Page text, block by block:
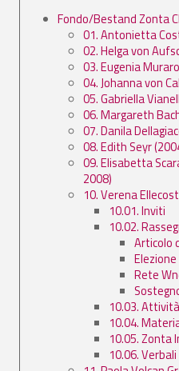
Fondo/Bestand Zonta
01. Antonietta
02. Helga von
03. Eugenia
04. Johanna von
05. Gabriella
06. Margareth
07. Danila
08. Edith Seyr
09. Elisabetta
2008)
10. Verena
10.01. Inviti
10.02.
Articolo
Elezione
Rete
10.03.
10.04.
10.05. Zonta
10.06. Verbali